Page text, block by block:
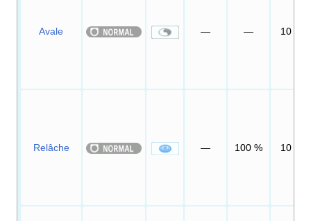
Avale — — 10
Relâche — 100 % 10